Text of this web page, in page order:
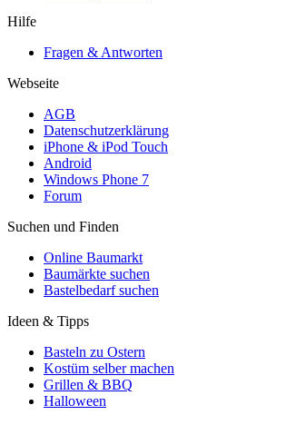
Hilfe
Fragen & Antworten
Webseite
AGB
Datenschutzerklärung
iPhone & iPod Touch
Android
Windows Phone 7
Forum
Suchen und Finden
Online Baumarkt
Baumärkte suchen
Bastelbedarf suchen
Ideen & Tipps
Basteln zu Ostern
Kostüm selber machen
Grillen & BBQ
Halloween